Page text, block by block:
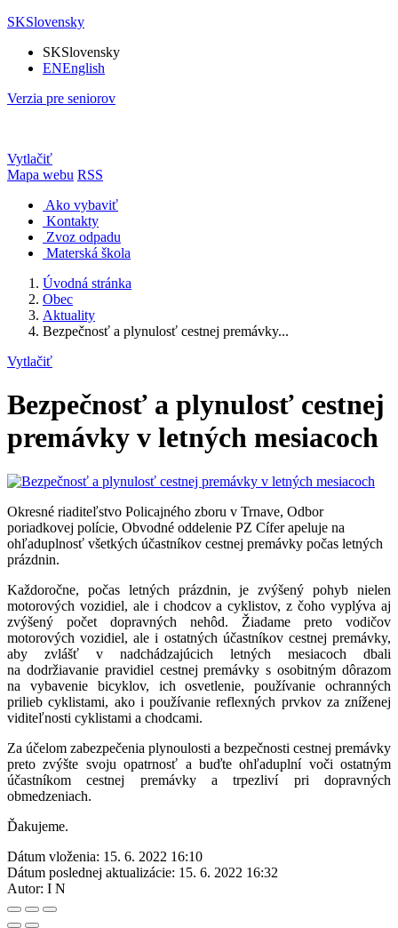
SKSlovensky
SKSlovensky
ENEnglish
Verzia pre seniorov
Vytlačiť
Mapa webu RSS
Ako vybaviť
Kontakty
Zvoz odpadu
Materská škola
Úvodná stránka
Obec
Aktuality
Bezpečnosť a plynulosť cestnej premávky...
Vytlačiť
Bezpečnosť a plynulosť cestnej
premávky v letných mesiacoch
Okresné riaditeľstvo Policajného zboru v Trnave, Odbor
poriadkovej polície, Obvodné oddelenie PZ Cífer apeluje na
ohľaduplnosť všetkých účastníkov cestnej premávky počas letných
prázdnin.
Každoročne, počas letných prázdnin, je zvýšený pohyb nielen
motorových vozidiel, ale i chodcov a cyklistov, z čoho vyplýva aj
zvýšený počet dopravných nehôd. Žiadame preto vodičov
motorových vozidiel, ale i ostatných účastníkov cestnej premávky,
aby zvlášť v nadchádzajúcich letných mesiacoch dbali
na dodržiavanie pravidiel cestnej premávky s osobitným dôrazom
na vybavenie bicyklov, ich osvetlenie, používanie ochranných
prilieb cyklistami, ako i používanie reflexných prvkov za zníženej
viditeľnosti cyklistami a chodcami.
Za účelom zabezpečenia plynoulosti a bezpečnosti cestnej premávky
preto zvýšte svoju opatrnosť a buďte ohľaduplní voči ostatným
účastníkom cestnej premávky a trpezliví pri dopravných
obmedzeniach.
Ďakujeme.
Dátum vloženia: 15. 6. 2022 16:10
Dátum poslednej aktualizácie: 15. 6. 2022 16:32
Autor: I N